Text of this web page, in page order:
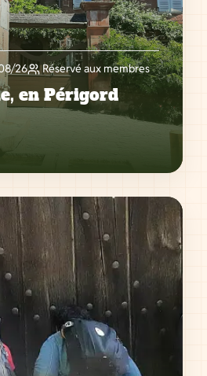
26 Réservé aux membres
en Périgord